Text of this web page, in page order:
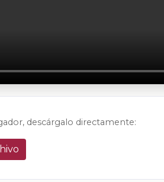
descárgalo directamente: